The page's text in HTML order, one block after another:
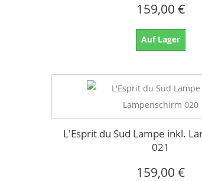
159,00 €
Auf Lager
L'Esprit du Sud Lampe inkl.
021
159,00 €